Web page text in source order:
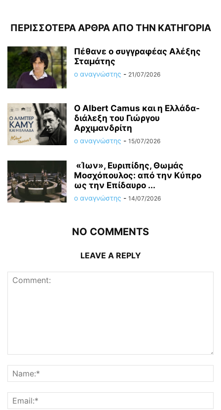
ΠΕΡΙΣΣΟΤΕΡΑ ΑΡΘΡΑ ΑΠΟ ΤΗΝ ΚΑΤΗΓΟΡΙΑ
Πέθανε ο συγγραφέας Αλέξης
Σταμάτης
ο αναγνώστης - 21/07/2026
O Albert Camus και η Ελλάδα-
διάλεξη του Γιώργου
Αρχιμανδρίτη
ο αναγνώστης - 15/07/2026
«Ίων», Ευριπίδης, Θωμάς
Μοσχόπουλος: από την Κύπρο
ως την Επίδαυρο ...
ο αναγνώστης - 14/07/2026
NO COMMENTS
LEAVE A REPLY